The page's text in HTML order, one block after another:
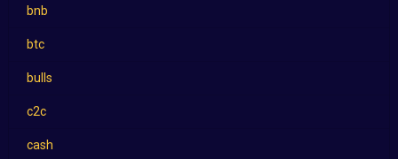
bnb
btc
bulls
c2c
cash